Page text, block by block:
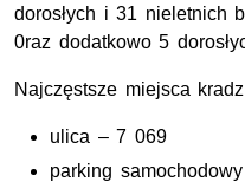
dorosłych i 31 nieletnich
0raz dodatkowo 5
Najczęstsze miejsca
ulica – 7 069
parking